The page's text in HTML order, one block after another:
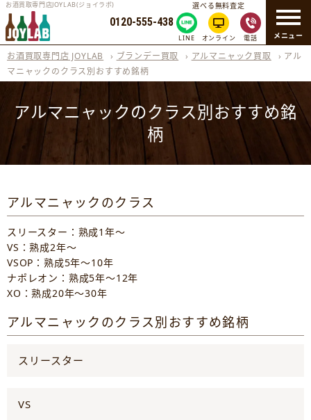
メニュー
お酒買取専門店JOYLAB(ジョイラボ)
0120-555-438
選べる無料査定
LINE オンライン 電話
お酒買取専門店 JOYLAB › ブランデー買取 › アルマニャック買取 › アル
マニャックのクラス別おすすめ銘柄
アルマニャックのクラス別おすすめ銘
柄
アルマニャックのクラス
スリースター：熟成1年～
VS：熟成2年～
VSOP：熟成5年～10年
ナポレオン：熟成5年～12年
XO：熟成20年～30年
アルマニャックのクラス別おすすめ銘柄
スリースター
VS